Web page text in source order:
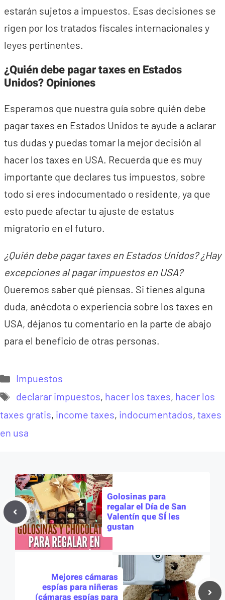
estarán sujetos a impuestos. Esas decisiones se
rigen por los tratados fiscales internacionales y
leyes pertinentes.
¿Quién debe pagar taxes en Estados
Unidos? Opiniones
Esperamos que nuestra guía sobre quién debe
pagar taxes en Estados Unidos te ayude a aclarar
tus dudas y puedas tomar la mejor decisión al
hacer los taxes en USA. Recuerda que es muy
importante que declares tus impuestos, sobre
todo si eres indocumentado o residente, ya que
esto puede afectar tu ajuste de estatus
migratorio en el futuro.
¿Quién debe pagar taxes en Estados Unidos? ¿Hay
excepciones al pagar impuestos en USA?
Queremos saber qué piensas. Si tienes alguna
duda, anécdota o experiencia sobre los taxes en
USA, déjanos tu comentario en la parte de abajo
para el beneficio de otras personas.
Categorías
Impuestos
Etiquetas
declarar impuestos, hacer los taxes, hacer los
taxes gratis, income taxes, indocumentados, taxes
en usa
Golosinas para
regalar el Día de San
Valentín que SÍ les
gustan
Mejores cámaras
espías para niñeras
(cámaras espías para